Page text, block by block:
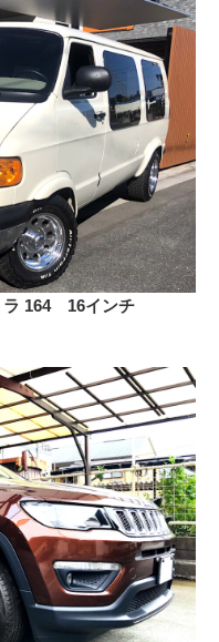
ラ 164 16インチ